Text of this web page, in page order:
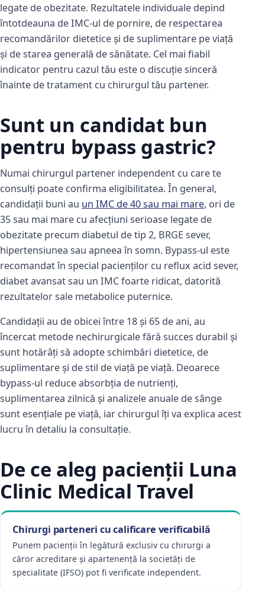
legate de obezitate. Rezultatele individuale depind
întotdeauna de IMC-ul de pornire, de respectarea
recomandărilor dietetice și de suplimentare pe viață
și de starea generală de sănătate. Cel mai fiabil
indicator pentru cazul tău este o discuție sinceră
înainte de tratament cu chirurgul tău partener.
Sunt un candidat bun
pentru bypass gastric?
Numai chirurgul partener independent cu care te
consulți poate confirma eligibilitatea. În general,
candidații buni au un IMC de 40 sau mai mare, ori de
35 sau mai mare cu afecțiuni serioase legate de
obezitate precum diabetul de tip 2, BRGE sever,
hipertensiunea sau apneea în somn. Bypass-ul este
recomandat în special pacienților cu reflux acid sever,
diabet avansat sau un IMC foarte ridicat, datorită
rezultatelor sale metabolice puternice.
Candidații au de obicei între 18 și 65 de ani, au
încercat metode nechirurgicale fără succes durabil și
sunt hotărâți să adopte schimbări dietetice, de
suplimentare și de stil de viață pe viață. Deoarece
bypass-ul reduce absorbția de nutrienți,
suplimentarea zilnică și analizele anuale de sânge
sunt esențiale pe viață, iar chirurgul îți va explica acest
lucru în detaliu la consultație.
De ce aleg pacienții Luna
Clinic Medical Travel
Chirurgi parteneri cu calificare verificabilă
Punem pacienții în legătură exclusiv cu chirurgi a
căror acreditare și apartenență la societăți de
specialitate (IFSO) pot fi verificate independent.